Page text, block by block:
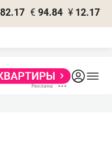
82.17 € 94.84 ¥ 12.17